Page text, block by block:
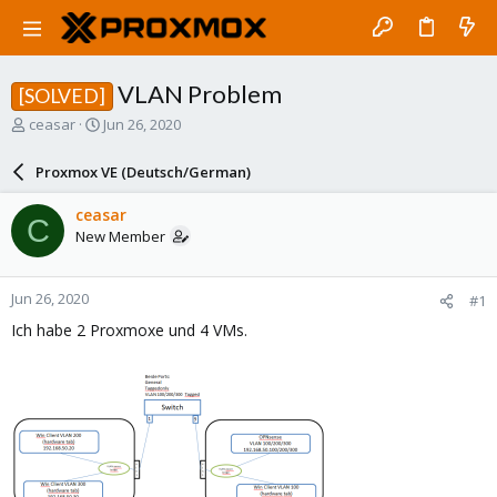
[SOLVED] VLAN Problem
T
a
d
s
t
a
r
t
e
ceasar
S
a
r
d
a
e
Jun 26, 2020
Proxmox VE (Deutsch/German)
C ceasar
New Member
Jun 26, 2020 #1
Ich habe 2 Proxmoxe und 4 VMs.